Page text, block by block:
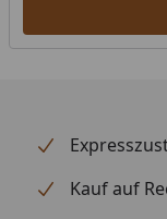
Höhe
Wandstärke
MaterialKauf auf